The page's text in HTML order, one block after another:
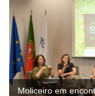
Moliceiro em